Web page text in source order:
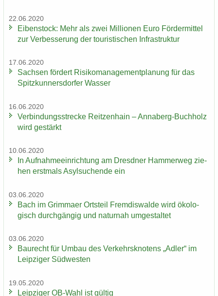
22.06.2020
Ei­ben­stock: Mehr als zwei Mil­lio­nen Euro För­der­mit­tel
zur Ver­bes­se­rung der tou­ris­ti­schen In­fra­struk­tur
17.06.2020
Sach­sen för­dert Ri­si­ko­ma­nage­ment­pla­nung für das
Spitz­kun­ners­dor­fer Was­ser
16.06.2020
Ver­bin­dungs­stre­cke Reit­zen­hain – Annaberg-​Buchholz
wird ge­stärkt
10.06.2020
In Auf­nah­me­ein­rich­tung am Dresd­ner Ham­mer­weg zie­
hen erst­mals Asyl­su­chen­de ein
03.06.2020
Bach im Grim­ma­er Orts­teil Frem­dis­wal­de wird öko­lo­
gisch durch­gän­gig und na­tur­nah um­ge­stal­tet
03.06.2020
Bau­recht für Umbau des Ver­kehrs­kno­tens „Adler“ im
Leip­zi­ger Süd­wes­ten
19.05.2020
Leip­zi­ger OB-​Wahl ist gül­tig